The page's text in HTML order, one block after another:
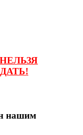
нашим